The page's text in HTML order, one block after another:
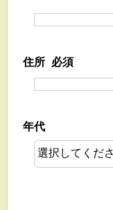
住所 必須
年代